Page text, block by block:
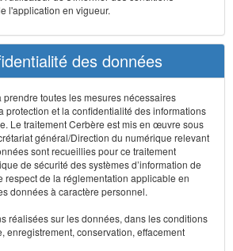
l'application en vigueur.
des données
toutes les mesures nécessaires
protection et la confidentialité des informations
Le traitement Cerbère est mis en œuvre sous
général/Direction du numérique relevant
sont recueillies pour ce traitement
de sécurité des systèmes d’information de
respect de la réglementation applicable en
données à caractère personnel.
réalisées sur les données, dans les conditions
enregistrement, conservation, effacement